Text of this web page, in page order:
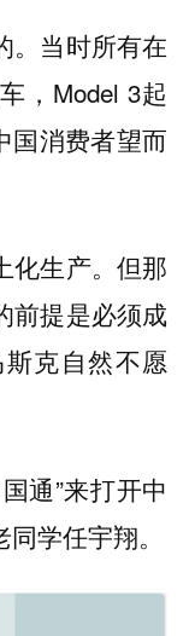
。当时所有在
，Model 3起
国消费者望而
生产。 但那
前提是必须成
克自然不愿
通”来打开中
学任宇翔。